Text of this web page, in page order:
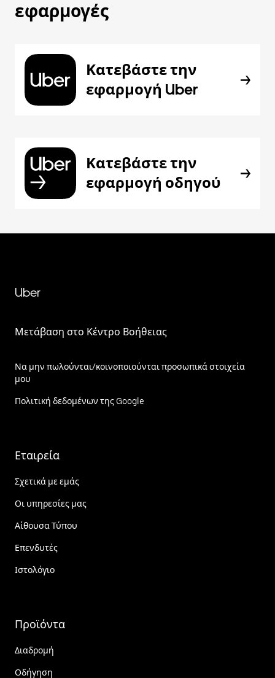
εφαρμογές
Κατεβάστε την
εφαρμογή Uber
Κατεβάστε την
εφαρμογή οδηγού
Uber
Μετάβαση στο Κέντρο Βοήθειας
Να μην πωλούνται/κοινοποιούνται προσωπικά στοιχεία
μου
Πολιτική δεδομένων της Google
Εταιρεία
Σχετικά με εμάς
Οι υπηρεσίες μας
Αίθουσα Τύπου
Επενδυτές
Ιστολόγιο
Προϊόντα
Διαδρομή
Οδήγηση